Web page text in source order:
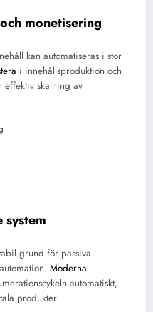
monetisering
kan automatiseras i stor
i innehållsproduktion och
skalning av
system
grund för passiva
Moderna
automatiskt,
produkter.